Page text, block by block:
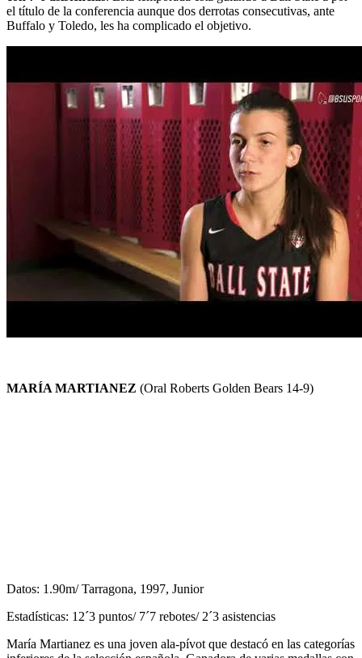
el título de la conferencia aunque dos derrotas consecutivas, ante
Buffalo y Toledo, les ha complicado el objetivo.
MARÍA MARTIANEZ (Oral Roberts Golden Bears 14-9)
Datos: 1.90m/ Tarragona, 1997, Junior
Estadísticas: 12´3 puntos/ 7´7 rebotes/ 2´3 asistencias
María Martianez es una joven ala-pívot que destacó en las categorías